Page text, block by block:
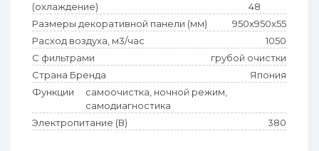
(охлаждение)
48
Размеры декоративной панели (мм)
950x950x55
Расход воздуха, м3/час
1050
С фильтрами
грубой очистки
Страна Бренда
Япония
Функции
самоочистка, ночной режим,
самодиагностика
Электропитание (В)
380